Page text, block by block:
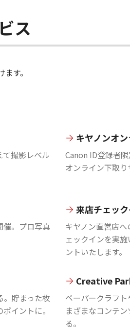
ス
す。
て撮影レベル
キヤノンオ
Canon ID登録者
オンライン下取り
催。プロ写真
来店チェッ
キヤノン直営店
ェックインを実
ントいたします。
。貯まった枚
イントに。
Creative
ペーパークラフ
まざまなコンテ
る。